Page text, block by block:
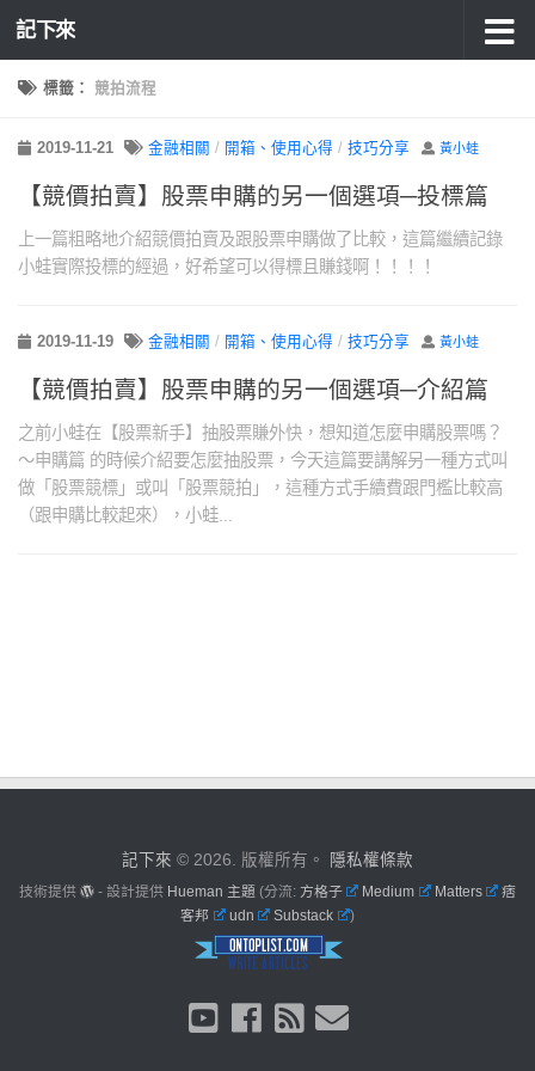
記下來
標籤： 競拍流程
2019-11-21 金融相關 / 開箱、使用心得 / 技巧分享 黃小蛙
【競價拍賣】股票申購的另一個選項─投標篇
上一篇粗略地介紹競價拍賣及跟股票申購做了比較，這篇繼續記錄
小蛙實際投標的經過，好希望可以得標且賺錢啊！！！！
2019-11-19 金融相關 / 開箱、使用心得 / 技巧分享 黃小蛙
【競價拍賣】股票申購的另一個選項─介紹篇
之前小蛙在【股票新手】抽股票賺外快，想知道怎麼申購股票嗎？
～申購篇 的時候介紹要怎麼抽股票，今天這篇要講解另一種方式叫
做「股票競標」或叫「股票競拍」，這種方式手續費跟門檻比較高
（跟申購比較起來），小蛙...
記下來 © 2026. 版權所有。 隱私權條款
技術提供 - 設計提供 Hueman 主題 (分流: 方格子 Medium Matters
痞
客邦
udn Substack )